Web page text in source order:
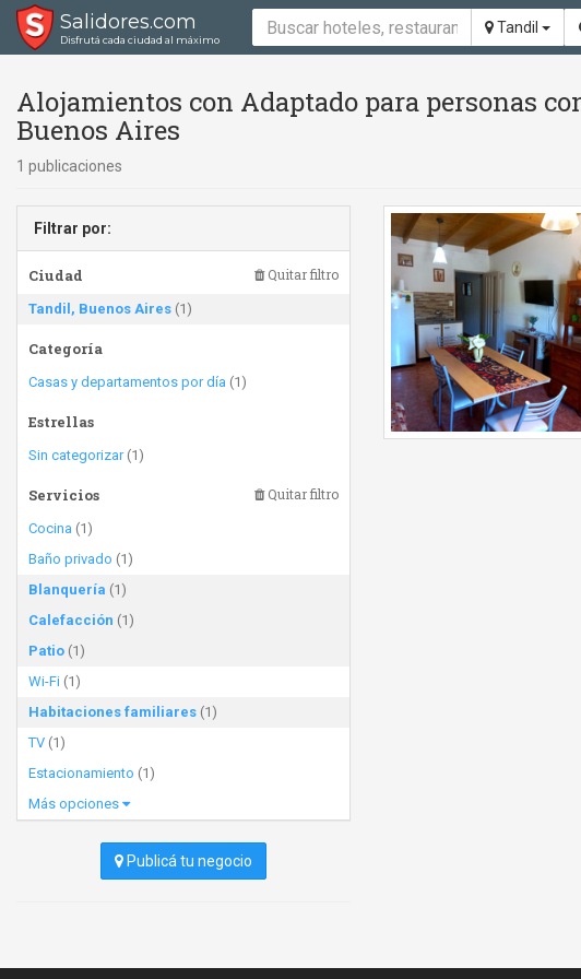
Salidores.com
Disfrutá cada ciudad al máximo
Tandil
Alojamientos con Adaptado para personas
Buenos Aires
1 publicaciones
Filtrar por:
Ciudad Quitar filtro
Tandil, Buenos Aires (1)
Categoría
Casas y departamentos por día (1)
Estrellas
Sin categorizar(1)
Servicios Quitar filtro
Cocina (1)
Baño privado (1)
Blanquería (1)
Calefacción (1)
Patio (1)
Wi-Fi (1)
Habitaciones familiares (1)
TV (1)
Estacionamiento (1)
Más opciones
Publicá tu negocio